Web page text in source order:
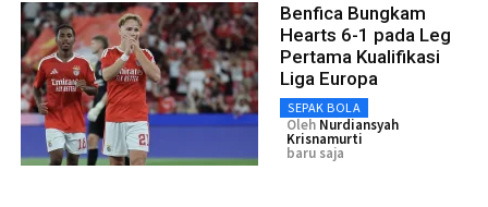
Benfica Bungkam
Hearts 6-1 pada Leg
Pertama Kualifikasi
Liga Europa
SEPAK BOLA
Oleh Nurdiansyah
Krisnamurti
baru saja